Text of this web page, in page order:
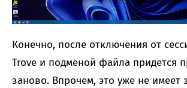
Конечно, после отключения от
Trove и подменой файла придется
заново. Впрочем, это уже не имеет